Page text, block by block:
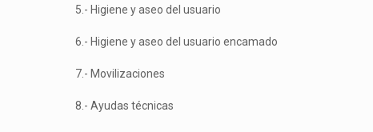
5.- Higiene y aseo del usuario
6.- Higiene y aseo del usuario encamado
7.- Movilizaciones
8.- Ayudas técnicas